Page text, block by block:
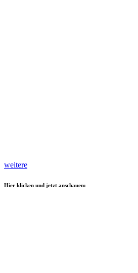
weitere
Hier klicken und jetzt anschauen: